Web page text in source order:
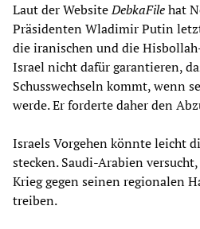
Laut der WebsiteDebkaFilehat
Präsidenten Wladimir Putin
die iranischen und die
Israel nicht dafür garantieren,
Schusswechseln kommt, wenn
werde. Er forderte daher den
Israels Vorgehen könnte leicht
stecken. Saudi-Arabien
Krieg gegen seinen regionalen
treiben.